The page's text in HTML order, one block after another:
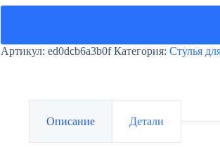
Артикул: ed0dcb6a3b0f Категория: Стулья
Описание Детали